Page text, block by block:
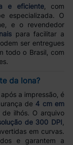
e eficiente, com
especializada. O
e o revendedor
para facilitar a
ser entregues
todo o Brasil, com
da lona?
a impressão, é
de 4 cm em
de ilhós. O arquivo
de 300 DPI
em curvas.
e garantem a